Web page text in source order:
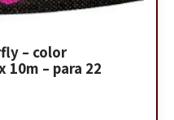
– color
– para 22